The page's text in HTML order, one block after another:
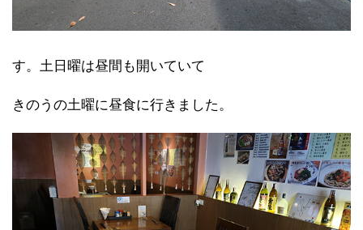
す。土日曜は昼間も開いていて
きのうの土曜に昼食に行きました。